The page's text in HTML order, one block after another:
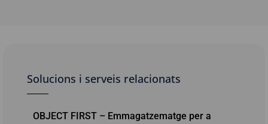
Solucions i serveis relacionats
OBJECT FIRST – Emmagatzematge per a